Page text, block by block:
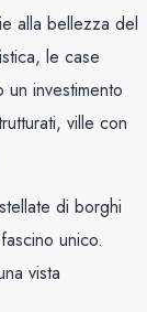
alla bellezza del
le case
investimento
ville con
di borghi
unico.
vista